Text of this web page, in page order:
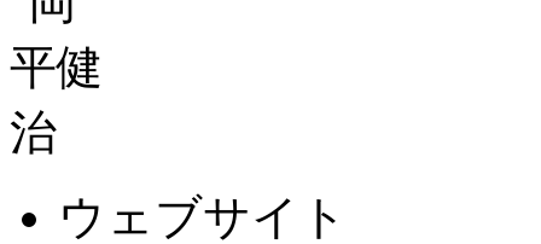
ウェブサイト